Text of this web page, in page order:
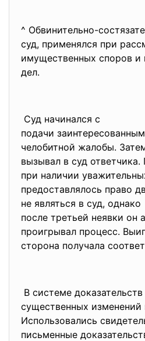
^ Обвинительно-
суд, применялся при
имущественных споров и
дел.
Суд начинался с
подачи
челобитной жалобы.
вызывал в суд ответчика.
при наличии
предоставлялось право
не являться в суд, однако
после третьей неявки он
проигрывал процесс.
сторона получала
В системе доказательств
существенных изменений
Использовались
письменные